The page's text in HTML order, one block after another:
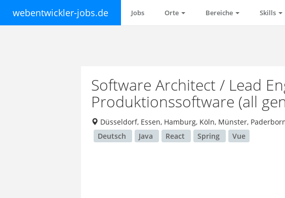
webentwickler-jobs.de Jobs Orte Bereiche Skills
Software Architect / Lead
Produktionssoftware (all
Düsseldorf, Essen, Hamburg, Köln, Münster,
Deutsch
Java React Spring Vue